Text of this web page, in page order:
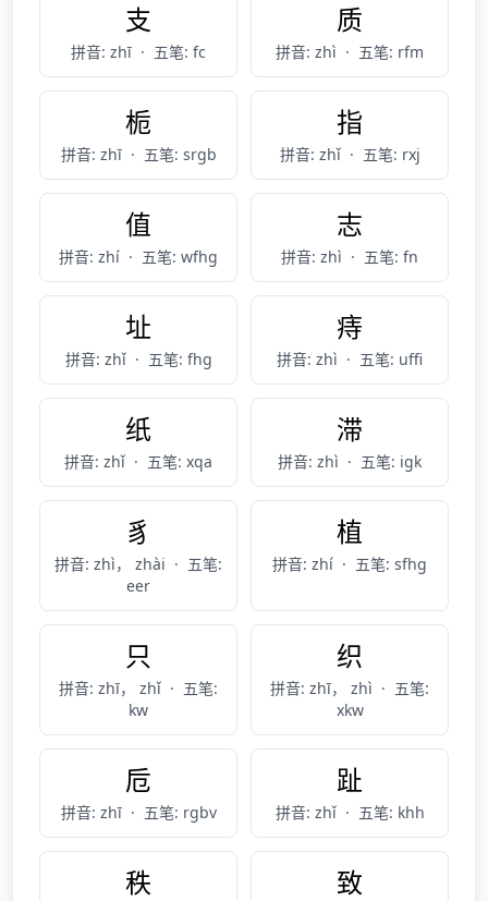
支
拼音: zhī · 五笔: fc
质
拼音: zhì · 五笔: rfm
栀
拼音: zhī · 五笔: srgb
指
拼音: zhǐ · 五笔: rxj
值
拼音: zhí · 五笔: wfhg
志
拼音: zhì · 五笔: fn
址
拼音: zhǐ · 五笔: fhg
痔
拼音: zhì · 五笔: uffi
纸
拼音: zhǐ · 五笔: xqa
滞
拼音: zhì · 五笔: igk
豸
拼音: zhì， zhài · 五笔:
eer
植
拼音: zhí · 五笔: sfhg
只
拼音: zhī， zhǐ · 五笔:
kw
织
拼音: zhī， zhì · 五笔:
xkw
卮
拼音: zhī · 五笔: rgbv
趾
拼音: zhǐ · 五笔: khh
秩 致